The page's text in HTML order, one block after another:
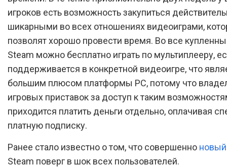
игроков есть возможность закупиться
шикарными во всех отношениях видеоиграми,
позволят хорошо провести время. Во все
Steam можно бесплатно играть по мультиплееру,
поддерживается в конкретной видеоигре, что
большим плюсом платформы PC, потому что
игровых приставок за доступ к таким
приходится платить деньги отдельно, оплачивая
платную подписку.
Ранее стало известно о том, что совершенно
Steam поверг в шок всех пользователей.